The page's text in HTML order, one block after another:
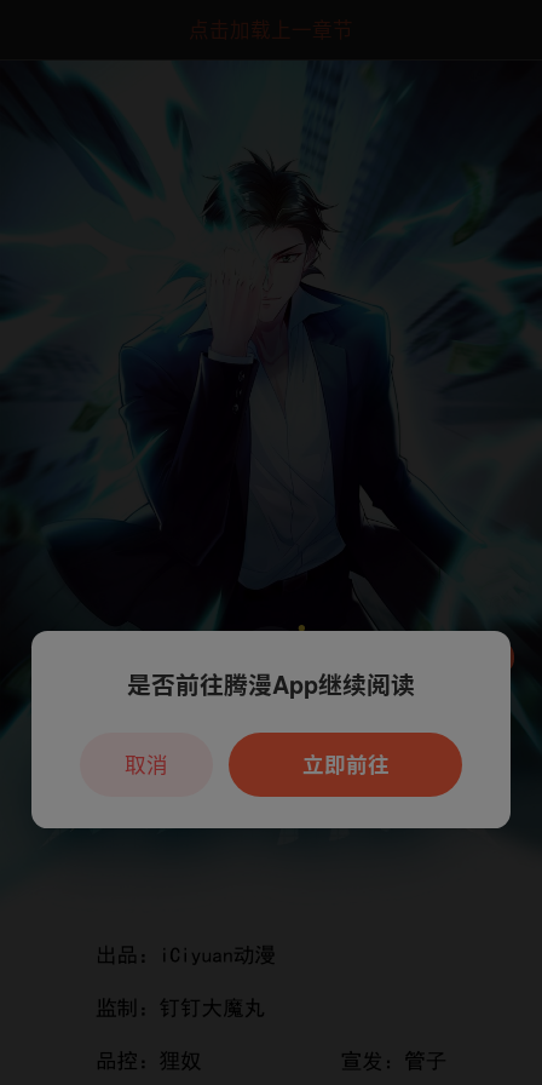
点击加载上一章节
本章节仅支持App阅读，可打开App新用
户7天免费看
是否前往腾漫App继续阅读
立即前往
取消